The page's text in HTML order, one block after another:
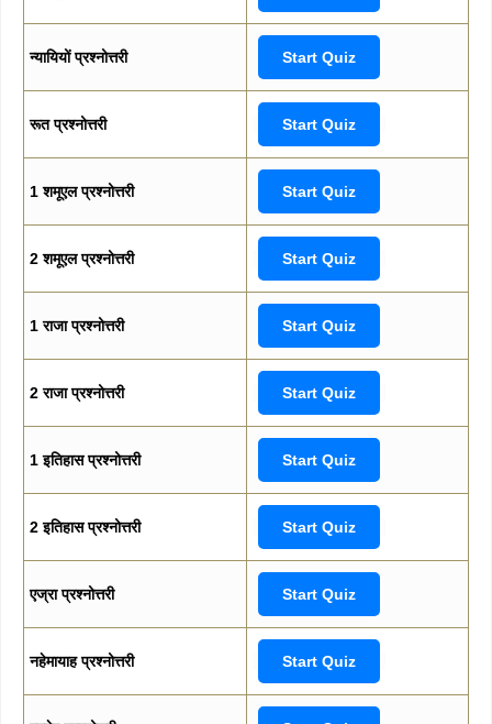
न्यायियों प्रश्नोत्तरी Start Quiz
रूत प्रश्नोत्तरी Start Quiz
1 शमूएल प्रश्नोत्तरी Start Quiz
2 शमूएल प्रश्नोत्तरी Start Quiz
1 राजा प्रश्नोत्तरी Start Quiz
2 राजा प्रश्नोत्तरी Start Quiz
1 इतिहास प्रश्नोत्तरी Start Quiz
2 इतिहास प्रश्नोत्तरी Start Quiz
एज्रा प्रश्नोत्तरी Start Quiz
नहेमायाह प्रश्नोत्तरी Start Quiz